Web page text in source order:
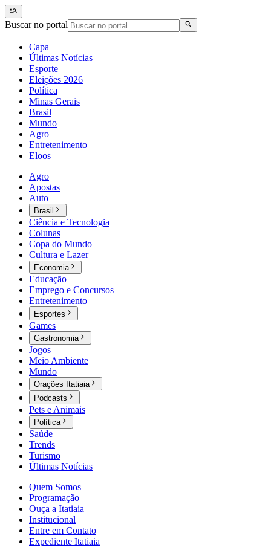
Buscar no portal
Capa
Últimas Notícias
Esporte
Eleições 2026
Política
Minas Gerais
Brasil
Mundo
Agro
Entretenimento
Eloos
Agro
Apostas
Auto
Brasil
Ciência e Tecnologia
Colunas
Copa do Mundo
Cultura e Lazer
Economia
Educação
Emprego e Concursos
Entretenimento
Esportes
Games
Gastronomia
Jogos
Meio Ambiente
Mundo
Orações Itatiaia
Podcasts
Pets e Animais
Política
Saúde
Trends
Turismo
Últimas Notícias
Quem Somos
Programação
Ouça a Itatiaia
Institucional
Entre em Contato
Expediente Itatiaia